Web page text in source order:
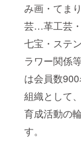
み画・てま
芸…革工芸
七宝・ステ
ラワー関係
は会員数
組織として
育成活動の
す。